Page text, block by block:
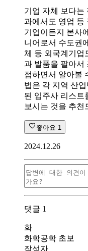
기업 자체 보다는
과에서도 영업 등
기업이든지 본사
니어로서 수도권
체 등 외국계기업
과 발품을 팔아서
접하면서 알아볼
법은 각 지역 산
된 입주사 리스트
보시는 것을 추천
좋아요 1
2024.12.26
댓글 1
화
화학공학 초보
작성자